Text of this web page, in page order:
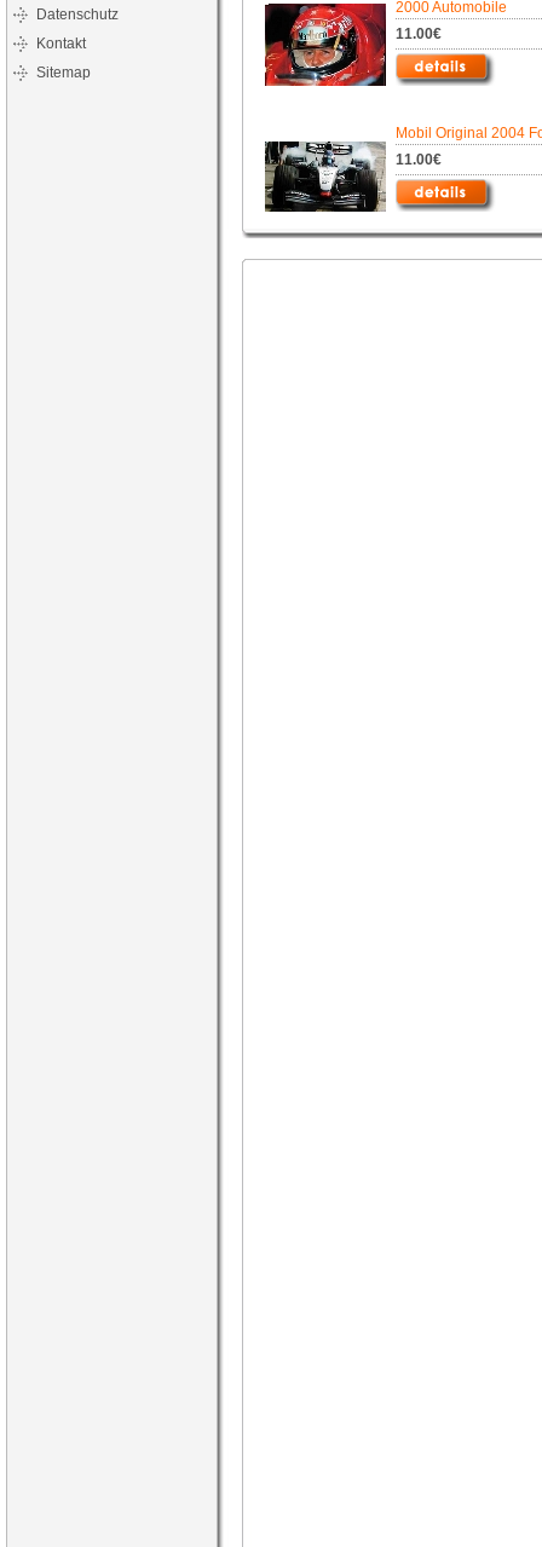
Datenschutz
Kontakt
Sitemap
2000 Automobile
11.00€
Mobil Original 2004
11.00€